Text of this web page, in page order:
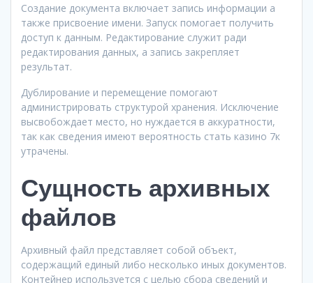
Создание документа включает запись информации а
также присвоение имени. Запуск помогает получить
доступ к данным. Редактирование служит ради
редактирования данных, а запись закрепляет
результат.
Дублирование и перемещение помогают
администрировать структурой хранения. Исключение
высвобождает место, но нуждается в аккуратности,
так как сведения имеют вероятность стать казино 7к
утрачены.
Сущность архивных
файлов
Архивный файл представляет собой объект,
содержащий единый либо несколько иных документов.
Контейнер используется с целью сбора сведений и